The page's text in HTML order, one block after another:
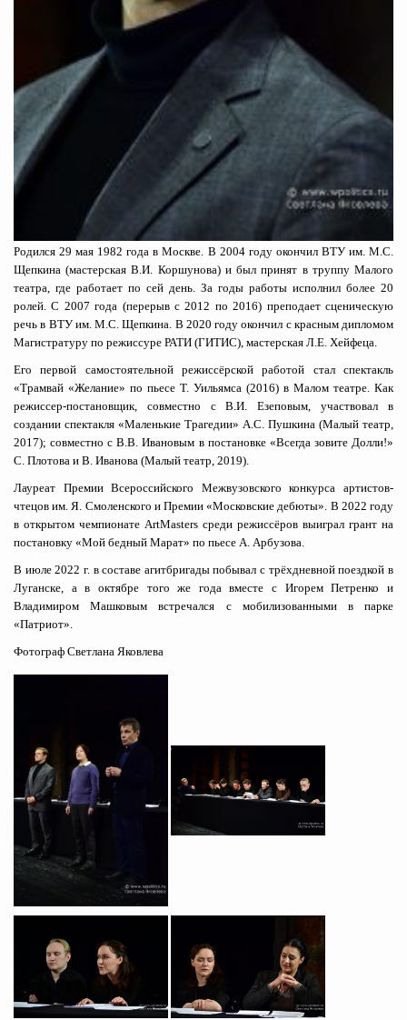
Родился 29 мая 1982 года в Москве. В 2004 году окончил ВТУ им. М.С.
Щепкина (мастерская В.И. Коршунова) и был принят в труппу Малого
театра, где работает по сей день. За годы работы исполнил более 20
ролей. С 2007 года (перерыв с 2012 по 2016) преподает сценическую
речь в ВТУ им. М.С. Щепкина. В 2020 году окончил с красным дипломом
Магистратуру по режиссуре РАТИ (ГИТИС), мастерская Л.Е. Хейфеца.
Его первой самостоятельной режиссёрской работой стал спектакль
«Трамвай «Желание» по пьесе Т. Уильямса (2016) в Малом театре. Как
режиссер-постановщик, совместно с В.И. Езеповым, участвовал в
создании спектакля «Маленькие Трагедии» А.С. Пушкина (Малый театр,
2017); совместно с В.В. Ивановым в постановке «Всегда зовите Долли!»
С. Плотова и В. Иванова (Малый театр, 2019).
Лауреат Премии Всероссийского Межвузовского конкурса артистов-
чтецов им. Я. Смоленского и Премии «Московские дебюты». В 2022 году
в открытом чемпионате ArtMasters среди режиссёров выиграл грант на
постановку «Мой бедный Марат» по пьесе А. Арбузова.
В июле 2022 г. в составе агитбригады побывал с трёхдневной поездкой в
Луганске, а в октябре того же года вместе с Игорем Петренко и
Владимиром Машковым встречался с мобилизованными в парке
«Патриот».
Фотограф Светлана Яковлева